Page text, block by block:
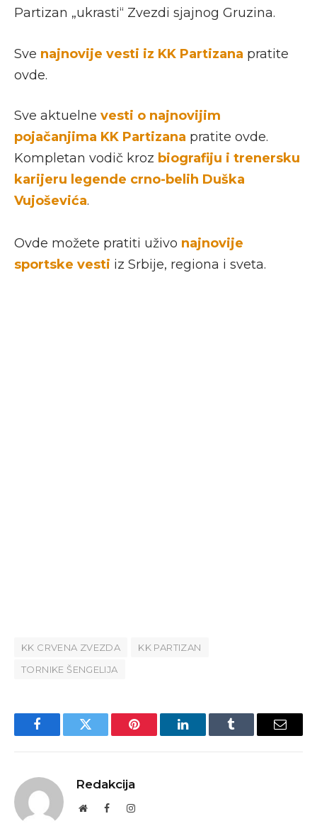
Partizan „ukrasti“ Zvezdi sjajnog Gruzina.
Sve najnovije vesti iz KK Partizana pratite
ovde.
Sve aktuelne vesti o najnovijim
pojačanjima KK Partizana pratite ovde.
Kompletan vodič kroz biografiju i trenersku
karijeru legende crno-belih Duška
Vujoševića.
Ovde možete pratiti uživo najnovije
sportske vesti iz Srbije, regiona i sveta.
KK CRVENA ZVEZDA
KK PARTIZAN
TORNIKE ŠENGELIJA
FacebookTwitter Pinterest LinkedInTumblr Email
Redakcija
WebsiteFacebookInstagram